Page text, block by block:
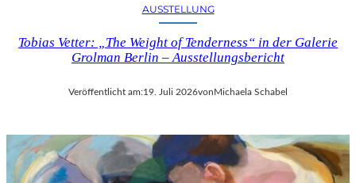
AUSSTELLUNG
Tobias Vetter: „The Weight of Tenderness“ in der Galerie
Grolman Berlin – Ausstellungsbericht
Veröffentlicht am:19. Juli 2026von Michaela Schabel